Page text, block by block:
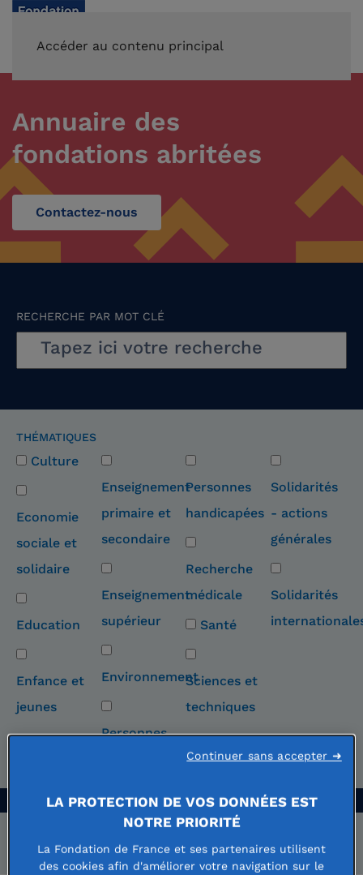
Accéder au contenu principal
Annuaire des
fondations abritées
Contactez-nous
RECHERCHE PAR MOT CLÉ
THÉMATIQUES
Culture
Economie
sociale et
solidaire
Education
Enfance et
jeunes
Enseignement
primaire et
secondaire
Enseignement
supérieur
Environnement
Personnes
Personnes
handicapées
Recherche
médicale
Santé
Sciences et
techniques
Solidarités
- actions
générales
Solidarités
Rechercher
LA PROTECTION DE VOS DONNÉES EST
NOTRE PRIORITÉ
La Fondation de France et ses partenaires utilisent
des cookies afin d'améliorer votre navigation sur le
Continuer sans accepter ➜